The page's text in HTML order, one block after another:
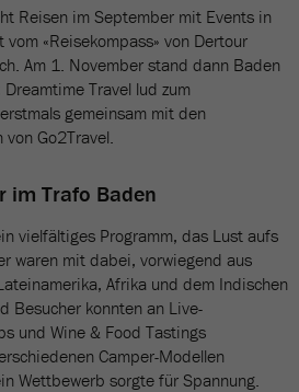
Reisen im September mit Events in
«Reisekompass» von Dertour
Am 1. November stand dann Baden
Travel lud zum
gemeinsam mit den
Go2Travel.
im Trafo Baden
vielfältiges Programm, das Lust aufs
waren mit dabei, vorwiegend aus
Afrika und dem Indischen
Besucher konnten an Live-
und Wine & Food Tastings
Camper-Modellen
Wettbewerb sorgte für Spannung.